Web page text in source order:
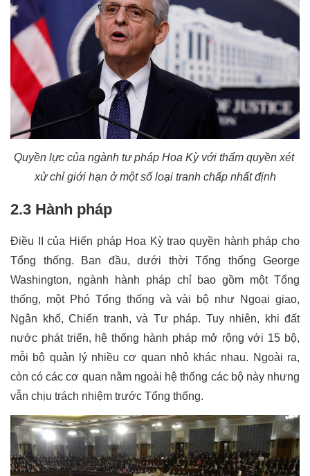
Quyền lực của ngành tư pháp Hoa Kỳ với thẩm quyền xét
xử chỉ giới hạn ở một số loại tranh chấp nhất định
2.3 Hành pháp
Điều II của Hiến pháp Hoa Kỳ trao quyền hành pháp cho
Tổng thống. Ban đầu, dưới thời Tổng thống George
Washington, ngành hành pháp chỉ bao gồm một Tổng
thống, một Phó Tổng thống và vài bộ như Ngoại giao,
Ngân khố, Chiến tranh, và Tư pháp. Tuy nhiên, khi đất
nước phát triển, hệ thống hành pháp mở rộng với 15 bộ,
mỗi bộ quản lý nhiều cơ quan nhỏ khác nhau. Ngoài ra,
còn có các cơ quan nằm ngoài hệ thống các bộ này nhưng
vẫn chịu trách nhiệm trước Tổng thống.